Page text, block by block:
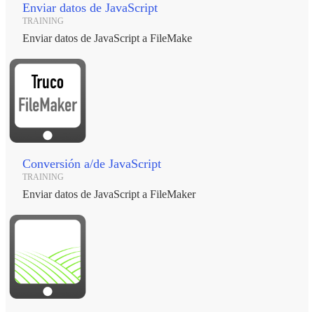
Enviar datos de JavaScript
TRAINING
Enviar datos de JavaScript a FileMake
Conversión a/de JavaScript
TRAINING
Enviar datos de JavaScript a FileMaker